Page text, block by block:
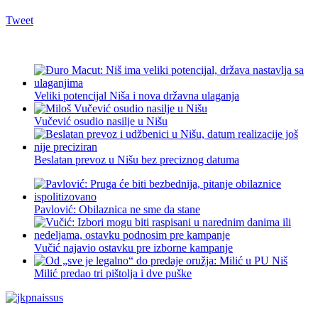
Tweet
Veliki potencijal Niša i nova državna ulaganja
Vučević osudio nasilje u Nišu
Beslatan prevoz u Nišu bez preciznog datuma
Pavlović: Obilaznica ne sme da stane
Vučić najavio ostavku pre izborne kampanje
Milić predao tri pištolja i dve puške